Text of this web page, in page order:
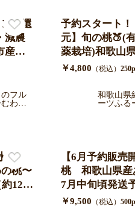
ト還
減農
産手
み
次発
フル
わか
予約スタート
元】旬の桃🍑(
薬栽培)和歌山
さげ箱４〜6玉
く）7月中旬よ
￥4,800 （税込）
和歌山県
ーツふる
白
桃〜
12〜
【6月予約販売
桃 和歌山県産
7月中旬頃発送
13個）/青秀ギフ
￥9,500 （税込）